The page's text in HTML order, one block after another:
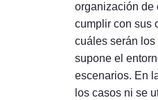
organización de
cumplir con sus
cuáles serán
supone el
escenarios. En
los casos ni se